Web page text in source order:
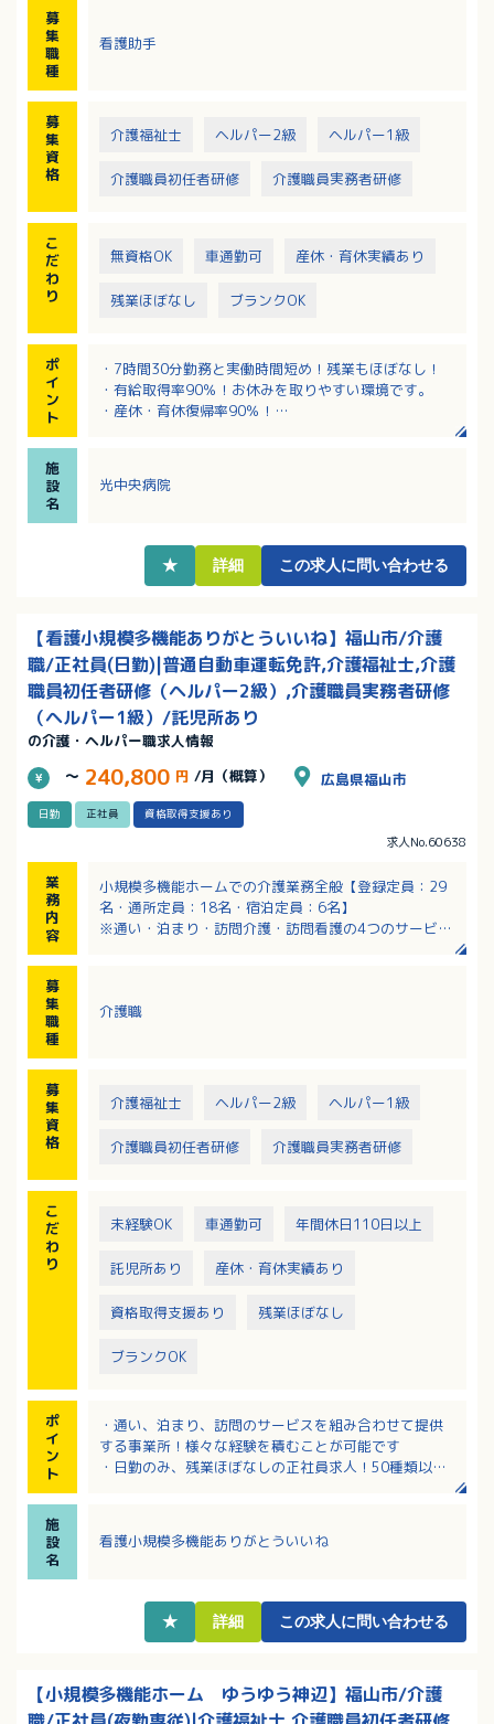
募
集
職
種
看護助手
募
集
資
格
介護福祉士 ヘルパー2級 ヘルパー1級
介護職員初任者研修 介護職員実務者研修
こ
だ
わ
り
無資格OK 車通勤可 産休・育休実績あり
残業ほぼなし ブランクOK
ポ
イ
ン
ト
・7時間30分勤務と実働時間短め！残業もほぼなし！
・有給取得率90％！お休みを取りやすい環境です。
・産休・育休復帰率90％！
施
設
名
光中央病院
★ 詳細 この求人に問い合わせる
【看護小規模多機能ありがとういいね】福山市/介護
職/正社員(日勤)|普通自動車運転免許,介護福祉士,介護
職員初任者研修（ヘルパー2級）,介護職員実務者研修
（ヘルパー1級）/託児所あり
の介護・ヘルパー職求人情報
～ 240,800 円 /月（概算） 広島県福山市
日勤 正社員 資格取得支援あり
求人No.60638
業
務
内
容
小規模多機能ホームでの介護業務全般【登録定員：29
名・通所定員：18名・宿泊定員：6名】
※通い・泊まり・訪問介護・訪問看護の4つのサービス
・入居者の皆さんの日々の生活のお手伝い
募
集
職
種
介護職
募
集
資
格
介護福祉士 ヘルパー2級 ヘルパー1級
介護職員初任者研修 介護職員実務者研修
こ
だ
わ
り
未経験OK 車通勤可 年間休日110日以上
託児所あり 産休・育休実績あり
資格取得支援あり 残業ほぼなし
ブランクOK
ポ
イ
ン
ト
・通い、泊まり、訪問のサービスを組み合わせて提供
する事業所！様々な経験を積むことが可能です
・日勤のみ、残業ほぼなしの正社員求人！50種類以上
務者研修は無料！勤務時間内に受講OK！
・企業内託児所あり！子育て中の職員が多く、学校行
・人と接することが好きな方、丁寧な対応を心がけら
れる方を募集！
施
設
名
看護小規模多機能ありがとういいね
★ 詳細 この求人に問い合わせる
【小規模多機能ホーム ゆうゆう神辺】福山市/介護